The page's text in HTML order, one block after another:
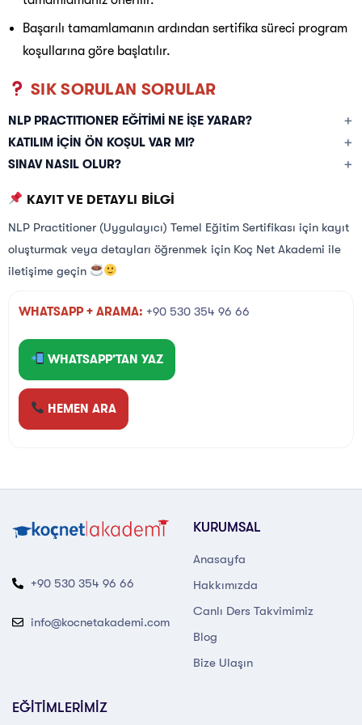
Başarılı tamamlamanın ardından sertifika süreci program
koşullarına göre başlatılır.
SIK SORULAN SORULAR
NLP PRACTITIONER EĞİTİMİ NE İŞE YARAR?
KATILIM İÇİN ÖN KOŞUL VAR MI?
SINAV NASIL OLUR?
KAYIT VE DETAYLI BİLGİ
NLP Practitioner (Uygulayıcı) Temel Eğitim Sertifikası için kayıt
oluşturmak veya detayları öğrenmek için Koç Net Akademi ile
iletişime geçin
WHATSAPP + ARAMA: +90 530 354 96 66
WHATSAPP’TAN YAZ
HEMEN ARA
+90 530 354 96 66
info@kocnetakademi.com
KURUMSAL
Anasayfa
Hakkımızda
Canlı Ders Takvimimiz
Blog
Bize Ulaşın
EĞİTİMLERİMİZ